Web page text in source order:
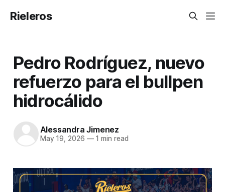
Rieleros
Pedro Rodríguez, nuevo
refuerzo para el bullpen
hidrocálido
Alessandra Jimenez
May 19, 2026 —1 min read